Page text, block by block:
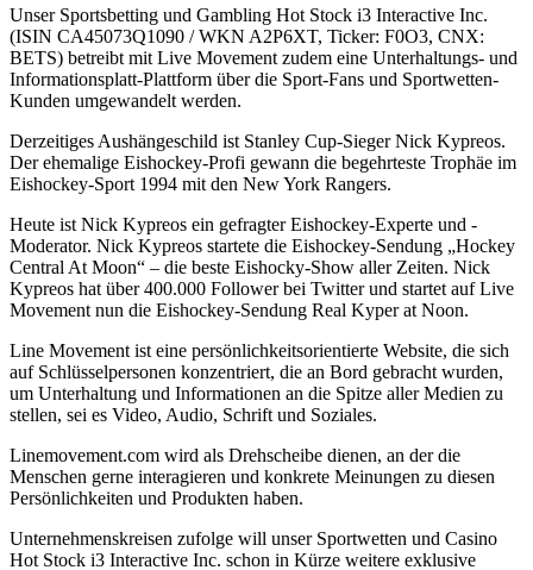
Unser Sportsbetting und Gambling Hot Stock i3 Interactive Inc.
(ISIN CA45073Q1090 / WKN A2P6XT, Ticker: F0O3, CNX:
BETS) betreibt mit Live Movement zudem eine Unterhaltungs- und
Informationsplatt-Plattform über die Sport-Fans und Sportwetten-
Kunden umgewandelt werden.
Derzeitiges Aushängeschild ist Stanley Cup-Sieger Nick Kypreos.
Der ehemalige Eishockey-Profi gewann die begehrteste Trophäe im
Eishockey-Sport 1994 mit den New York Rangers.
Heute ist Nick Kypreos ein gefragter Eishockey-Experte und -
Moderator. Nick Kypreos startete die Eishockey-Sendung „Hockey
Central At Moon“ – die beste Eishocky-Show aller Zeiten. Nick
Kypreos hat über 400.000 Follower bei Twitter und startet auf Live
Movement nun die Eishockey-Sendung Real Kyper at Noon.
Line Movement ist eine persönlichkeitsorientierte Website, die sich
auf Schlüsselpersonen konzentriert, die an Bord gebracht wurden,
um Unterhaltung und Informationen an die Spitze aller Medien zu
stellen, sei es Video, Audio, Schrift und Soziales.
Linemovement.com wird als Drehscheibe dienen, an der die
Menschen gerne interagieren und konkrete Meinungen zu diesen
Persönlichkeiten und Produkten haben.
Unternehmenskreisen zufolge will unser Sportwetten und Casino
Hot Stock i3 Interactive Inc. schon in Kürze weitere exklusive